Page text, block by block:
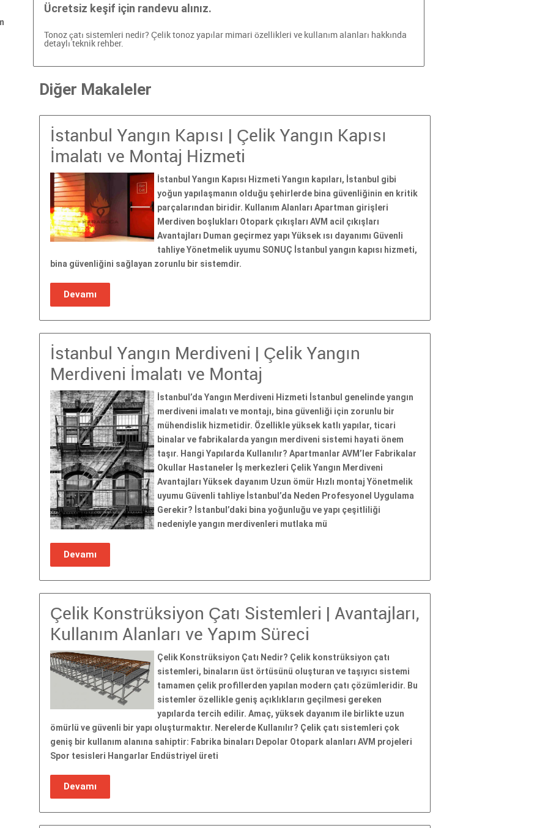
Ücretsiz keşif için randevu alınız.
Tonoz çatı sistemleri nedir? Çelik tonoz yapılar mimari özellikleri ve kullanım alanları hakkında
detaylı teknik rehber.
Diğer Makaleler
İstanbul Yangın Kapısı | Çelik Yangın Kapısı
İmalatı ve Montaj Hizmeti
İstanbul Yangın Kapısı Hizmeti Yangın kapıları, İstanbul gibi
yoğun yapılaşmanın olduğu şehirlerde bina güvenliğinin en kritik
parçalarından biridir. Kullanım Alanları Apartman girişleri
Merdiven boşlukları Otopark çıkışları AVM acil çıkışları
Avantajları Duman geçirmez yapı Yüksek ısı dayanımı Güvenli
tahliye Yönetmelik uyumu SONUÇ İstanbul yangın kapısı hizmeti,
bina güvenliğini sağlayan zorunlu bir sistemdir.
Devamı
İstanbul Yangın Merdiveni | Çelik Yangın
Merdiveni İmalatı ve Montaj
İstanbul’da Yangın Merdiveni Hizmeti İstanbul genelinde yangın
merdiveni imalatı ve montajı, bina güvenliği için zorunlu bir
mühendislik hizmetidir. Özellikle yüksek katlı yapılar, ticari
binalar ve fabrikalarda yangın merdiveni sistemi hayati önem
taşır. Hangi Yapılarda Kullanılır? Apartmanlar AVM’ler Fabrikalar
Okullar Hastaneler İş merkezleri Çelik Yangın Merdiveni
Avantajları Yüksek dayanım Uzun ömür Hızlı montaj Yönetmelik
uyumu Güvenli tahliye İstanbul’da Neden Profesyonel Uygulama
Gerekir? İstanbul’daki bina yoğunluğu ve yapı çeşitliliği
nedeniyle yangın merdivenleri mutlaka mü
Devamı
Çelik Konstrüksiyon Çatı Sistemleri | Avantajları,
Kullanım Alanları ve Yapım Süreci
Çelik Konstrüksiyon Çatı Nedir? Çelik konstrüksiyon çatı
sistemleri, binaların üst örtüsünü oluşturan ve taşıyıcı sistemi
tamamen çelik profillerden yapılan modern çatı çözümleridir. Bu
sistemler özellikle geniş açıklıkların geçilmesi gereken
yapılarda tercih edilir. Amaç, yüksek dayanım ile birlikte uzun
ömürlü ve güvenli bir yapı oluşturmaktır. Nerelerde Kullanılır? Çelik çatı sistemleri çok
geniş bir kullanım alanına sahiptir: Fabrika binaları Depolar Otopark alanları AVM projeleri
Spor tesisleri Hangarlar Endüstriyel üreti
Devamı